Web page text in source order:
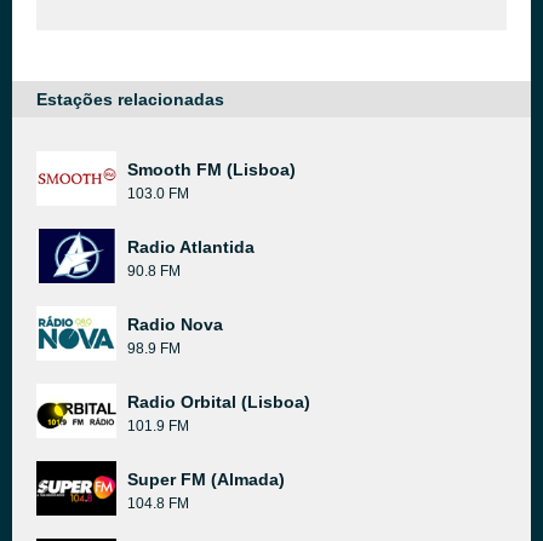
Estações relacionadas
Smooth FM (Lisboa)
103.0 FM
Radio Atlantida
90.8 FM
Radio Nova
98.9 FM
Radio Orbital (Lisboa)
101.9 FM
Super FM (Almada)
104.8 FM